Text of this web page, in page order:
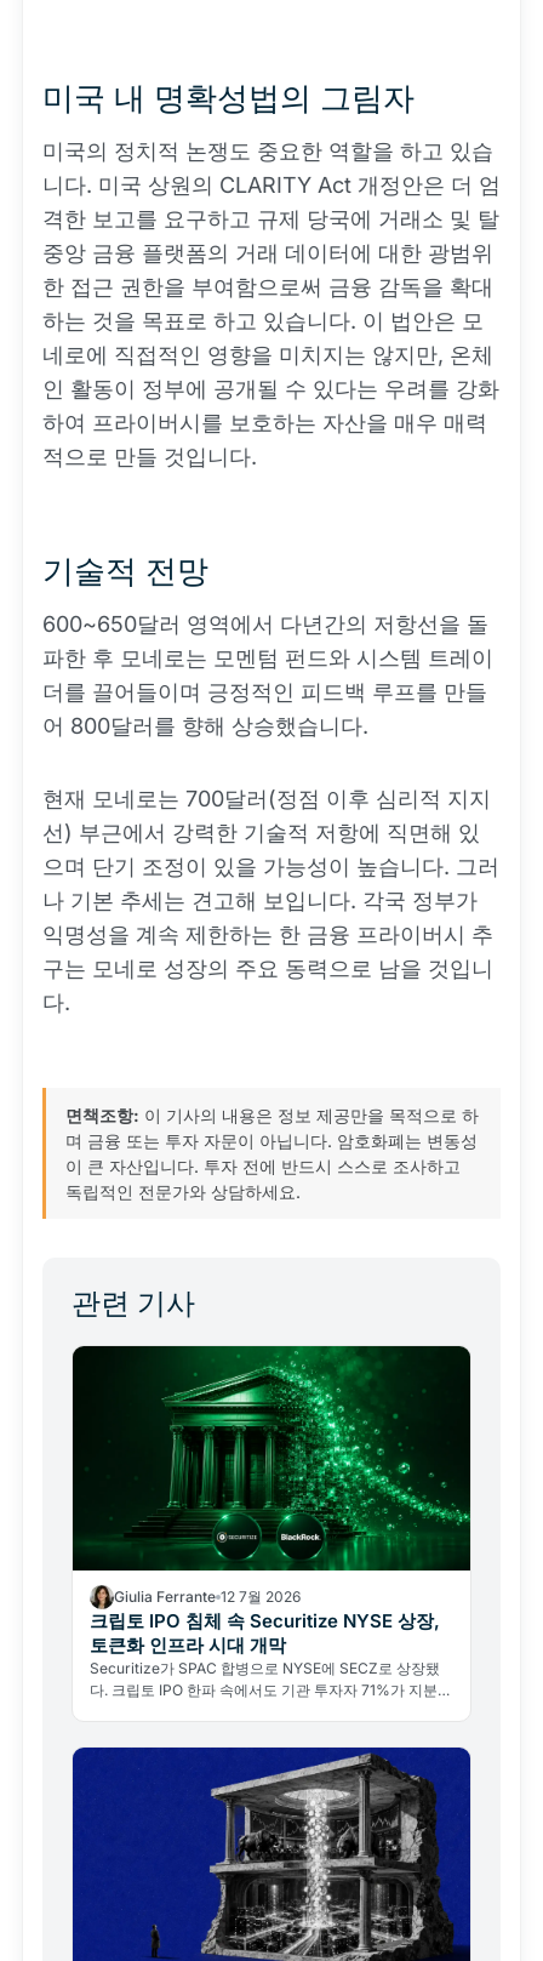
미국 내 명확성법의 그림자
미국의 정치적 논쟁도 중요한 역할을 하고 있습
니다. 미국 상원의 CLARITY Act 개정안은 더 엄
격한 보고를 요구하고 규제 당국에 거래소 및 탈
중앙 금융 플랫폼의 거래 데이터에 대한 광범위
한 접근 권한을 부여함으로써 금융 감독을 확대
하는 것을 목표로 하고 있습니다. 이 법안은 모
네로에 직접적인 영향을 미치지는 않지만, 온체
인 활동이 정부에 공개될 수 있다는 우려를 강화
하여 프라이버시를 보호하는 자산을 매우 매력
적으로 만들 것입니다.
기술적 전망
600~650달러 영역에서 다년간의 저항선을 돌
파한 후 모네로는 모멘텀 펀드와 시스템 트레이
더를 끌어들이며 긍정적인 피드백 루프를 만들
어 800달러를 향해 상승했습니다.
현재 모네로는 700달러(정점 이후 심리적 지지
선) 부근에서 강력한 기술적 저항에 직면해 있
으며 단기 조정이 있을 가능성이 높습니다. 그러
나 기본 추세는 견고해 보입니다. 각국 정부가
익명성을 계속 제한하는 한 금융 프라이버시 추
구는 모네로 성장의 주요 동력으로 남을 것입니
다.
면책조항: 이 기사의 내용은 정보 제공만을 목적으로 하
며 금융 또는 투자 자문이 아닙니다. 암호화폐는 변동성
이 큰 자산입니다. 투자 전에 반드시 스스로 조사하고
독립적인 전문가와 상담하세요.
관련 기사
Giulia Ferrante 12 7월 2026
크립토 IPO 침체 속 Securitize NYSE 상장,
토큰화 인프라 시대 개막
Securitize가 SPAC 합병으로 NYSE에 SECZ로 상장됐
다. 크립토 IPO 한파 속에서도 기관 투자자 71%가 지분을